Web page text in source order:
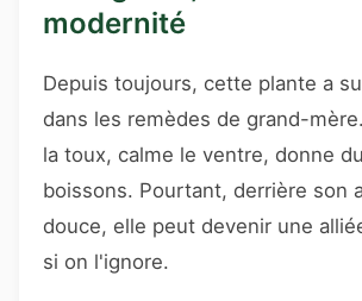
modernité
Depuis toujours, cette plante a
dans les remèdes de grand-
la toux, calme le ventre, donne
boissons. Pourtant, derrière son
douce, elle peut devenir une
si on l'ignore.